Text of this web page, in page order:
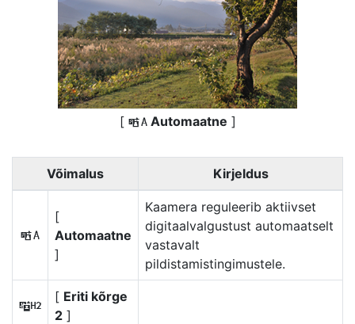
[ YAutomaatne ]
Võimalus Kirjeldus
Y
[
Automaatne
]
Kaamera reguleerib aktiivset
digitaalvalgustust automaatselt
vastavalt
pildistamistingimustele.
t
[ Eriti kõrge
2 ]